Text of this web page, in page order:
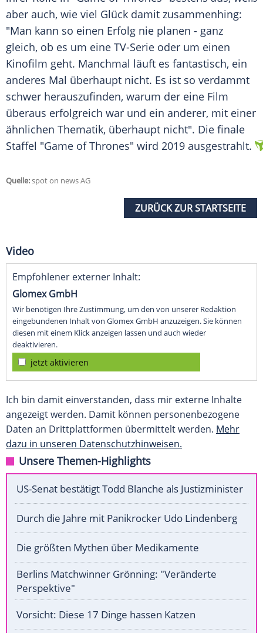
aber auch, wie viel Glück damit zusammenhing:
"Man kann so einen Erfolg nie planen - ganz
gleich, ob es um eine TV-Serie oder um einen
Kinofilm geht. Manchmal läuft es fantastisch, ein
anderes Mal überhaupt nicht. Es ist so verdammt
schwer herauszufinden, warum der eine Film
überaus erfolgreich war und ein anderer, mit einer
ähnlichen Thematik, überhaupt nicht". Die finale
Staffel "Game of Thrones" wird 2019 ausgestrahlt.
Quelle:spot on news AG
ZURÜCK ZUR STARTSEITE
Video
Empfohlener externer Inhalt:
Glomex GmbH
Wir benötigen Ihre Zustimmung, um den von unserer Redaktion
eingebundenen Inhalt von Glomex GmbH anzuzeigen. Sie können
diesen mit einem Klick anzeigen lassen und auch wieder
deaktivieren.
jetzt aktivieren
Ich bin damit einverstanden, dass mir externe Inhalte
angezeigt werden. Damit können personenbezogene
Daten an Drittplattformen übermittelt werden. Mehr
dazu in unseren Datenschutzhinweisen.
Unsere Themen-Highlights
US-Senat bestätigt Todd Blanche als Justizminister
Durch die Jahre mit Panikrocker Udo Lindenberg
Die größten Mythen über Medikamente
Berlins Matchwinner Grönning: "Veränderte
Perspektive"
Vorsicht: Diese 17 Dinge hassen Katzen